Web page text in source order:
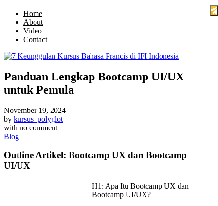
Home
About
Video
Contact
Panduan Lengkap Bootcamp UI/UX
untuk Pemula
November 19, 2024
by kursus_polyglot
with no comment
Blog
Outline Artikel: Bootcamp UX dan Bootcamp
UI/UX
H1: Apa Itu Bootcamp UX dan
Bootcamp UI/UX?